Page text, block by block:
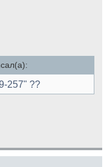
257" ??